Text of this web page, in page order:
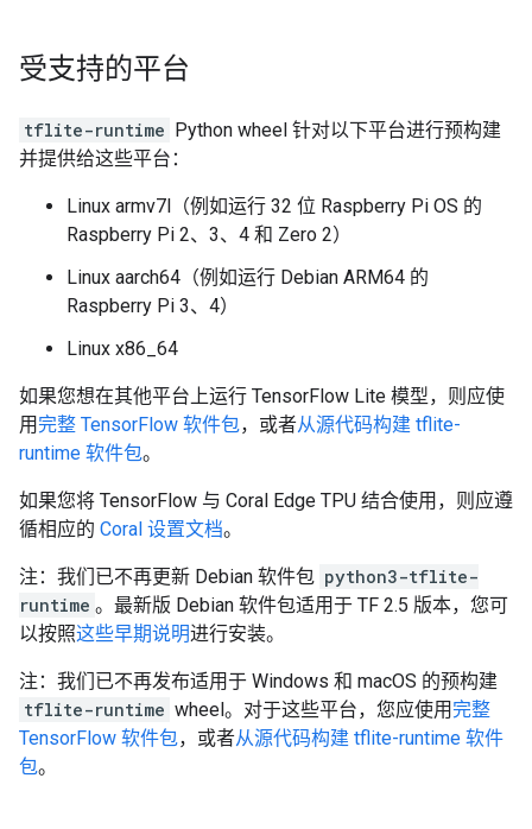
受支持的平台
tflite-runtime Python wheel 针对以下平台进行预构建
并提供给这些平台：
Linux armv7l（例如运行 32 位 Raspberry Pi OS 的
Raspberry Pi 2、3、4 和 Zero 2）
Linux aarch64（例如运行 Debian ARM64 的
Raspberry Pi 3、4）
Linux x86_64
如果您想在其他平台上运行 TensorFlow Lite 模型，则应使
用完整 TensorFlow 软件包，或者从源代码构建 tflite-
runtime 软件包。
如果您将 TensorFlow 与 Coral Edge TPU 结合使用，则应遵
循相应的 Coral 设置文档。
注：我们已不再更新 Debian 软件包 python3-tflite-
runtime 。最新版 Debian 软件包适用于 TF 2.5 版本，您可
以按照这些早期说明进行安装。
注：我们已不再发布适用于 Windows 和 macOS 的预构建
tflite-runtime wheel。对于这些平台，您应使用完整
TensorFlow 软件包，或者从源代码构建 tflite-runtime 软件
包。